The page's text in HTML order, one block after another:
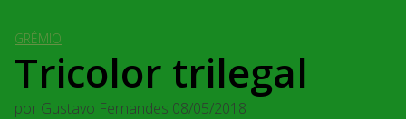
GRÊMIO
Tricolor trilegal
por Gustavo Fernandes 08/05/2018